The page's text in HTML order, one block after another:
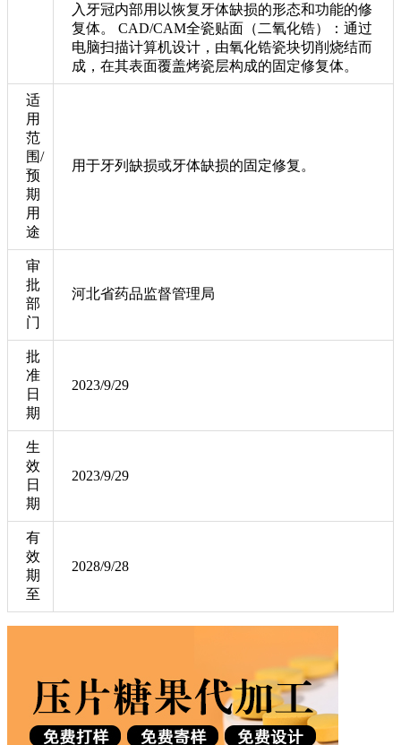
入牙冠内部用以恢复牙体缺损的形态和功能的修
复体。 CAD/CAM全瓷贴面（二氧化锆）：通过
电脑扫描计算机设计，由氧化锆瓷块切削烧结而
成，在其表面覆盖烤瓷层构成的固定修复体。
适
用
范
围/
预
期
用
途
用于牙列缺损或牙体缺损的固定修复。
审
批
部
门
河北省药品监督管理局
批
准
日
期
2023/9/29
生
效
日
期
2023/9/29
有
效
期
至
2028/9/28